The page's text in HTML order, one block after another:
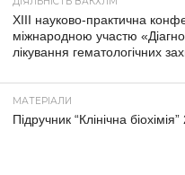
XIII науково-практична
міжнародною участю
лікування гематологічних
МАТЕРІАЛИ
Підручник “Клінічна